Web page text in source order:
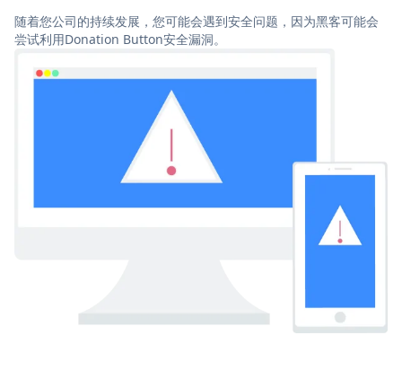
随着您公司的持续发展，您可能会遇到安全问题，因为黑客可能会
尝试利用Donation Button安全漏洞。